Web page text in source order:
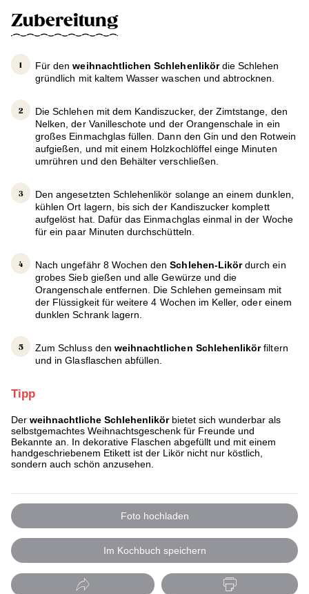
Zubereitung
Für denweihnachtlichen Schlehenlikördie Schlehen
gründlich mit kaltem Wasser waschen und abtrocknen.
Die Schlehen mit dem Kandiszucker, der Zimtstange, den
Nelken, der Vanilleschote und der Orangenschale in ein
großes Einmachglas füllen. Dann den Gin und den Rotwein
aufgießen, und mit einem Holzkochlöffel einge Minuten
umrühren und den Behälter verschließen.
Den angesetzten Schlehenlikör solange an einem dunklen,
kühlen Ort lagern, bis sich der Kandiszucker komplett
aufgelöst hat. Dafür das Einmachglas einmal in der Woche
für ein paar Minuten durchschütteln.
Nach ungefähr 8 Wochen denSchlehen-Likördurch ein
grobes Sieb gießen und alle Gewürze und die
Orangenschale entfernen. Die Schlehen gemeinsam mit
der Flüssigkeit für weitere 4 Wochen im Keller, oder einem
dunklen Schrank lagern.
Zum Schluss den weihnachtlichen Schlehenlikörfiltern
und in Glasflaschen abfüllen.
Tipp
Der weihnachtliche Schlehenlikörbietet sich wunderbar als
selbstgemachtes Weihnachtsgeschenk für Freunde und
Bekannte an. In dekorative Flaschen abgefüllt und mit einem
handgeschriebenem Etikett ist der Likör nicht nur köstlich,
sondern auch schön anzusehen.
Foto hochladen
Im Kochbuch speichern